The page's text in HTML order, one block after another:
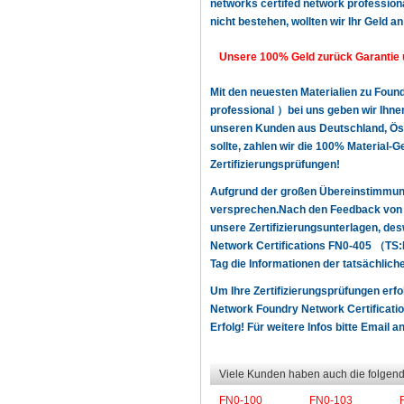
networks certifed network
nicht bestehen, wollten wir Ihr Geld
Unsere 100% Geld zurück
Mit den neuesten Materialien zu
professional ）bei uns geben wir
unseren Kunden aus Deutschland,
sollte, zahlen wir die 100% Material-
Zertifizierungsprüfungen!
Aufgrund der großen
versprechen.Nach den Feedback
unsere Zertifizierungsunterlagen,
Network Certifications FN0-405 （
Tag die Informationen der
Um Ihre Zertifizierungsprüfungen
Network Foundry Network
Erfolg! Für weitere Infos bitte Email
Viele Kunden haben auch die
FN0-100 FN0-103